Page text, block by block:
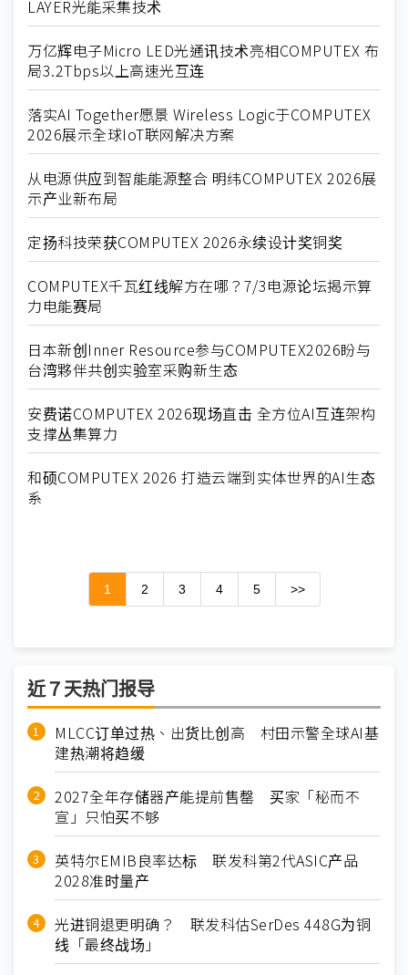
LAYER光能采集技术
万亿辉电子Micro LED光通讯技术亮相COMPUTEX 布
局3.2Tbps以上高速光互连
落实AI Together愿景 Wireless Logic于COMPUTEX
2026展示全球IoT联网解决方案
从电源供应到智能能源整合 明纬COMPUTEX 2026展
示产业新布局
定扬科技荣获COMPUTEX 2026永续设计奖铜奖
COMPUTEX千瓦红线解方在哪？7/3电源论坛揭示算
力电能赛局
日本新创Inner Resource参与COMPUTEX2026盼与
台湾夥伴共创实验室采购新生态
安费诺COMPUTEX 2026现场直击 全方位AI互连架构
支撑丛集算力
和硕COMPUTEX 2026 打造云端到实体世界的AI生态
系
1 2 3 4 5 >>
近７天热门报导
MLCC订单过热、出货比创高 村田示警全球AI基
建热潮将趋缓
2027全年存储器产能提前售罄 买家「秘而不
宣」只怕买不够
英特尔EMIB良率达标 联发科第2代ASIC产品
2028准时量产
光进铜退更明确？ 联发科估SerDes 448G为铜
线「最终战场」